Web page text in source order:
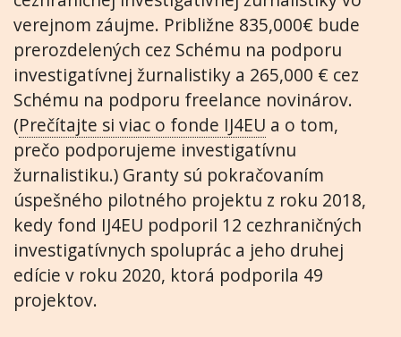
verejnom záujme. Približne 835,000€ bude
prerozdelených cez Schému na podporu
investigatívnej žurnalistiky a 265,000 € cez
Schému na podporu freelance novinárov.
(Prečítajte si viac o fonde IJ4EU a o tom,
prečo podporujeme investigatívnu
žurnalistiku.) Granty sú pokračovaním
úspešného pilotného projektu z roku 2018,
kedy fond IJ4EU podporil 12 cezhraničných
investigatívnych spoluprác a jeho druhej
edície v roku 2020, ktorá podporila 49
projektov.